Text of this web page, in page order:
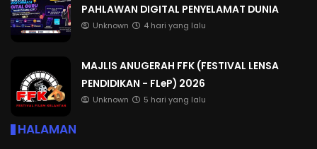
PAHLAWAN DIGITAL PENYELAMAT DUNIA
Unknown 4 hari yang lalu
MAJLIS ANUGERAH FFK (FESTIVAL LENSA
PENDIDIKAN - FLeP) 2026
Unknown 5 hari yang lalu
HALAMAN